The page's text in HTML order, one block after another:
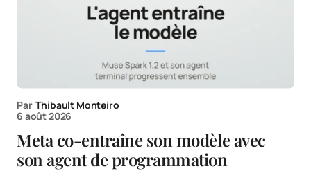
Par Thibault Monteiro
6 août 2026
Meta co-entraîne son modèle avec
son agent de programmation